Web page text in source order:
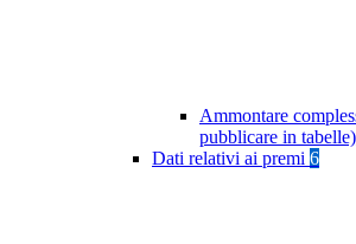
Ammontare
pubblicare in tabelle)
Dati relativi ai premi 6